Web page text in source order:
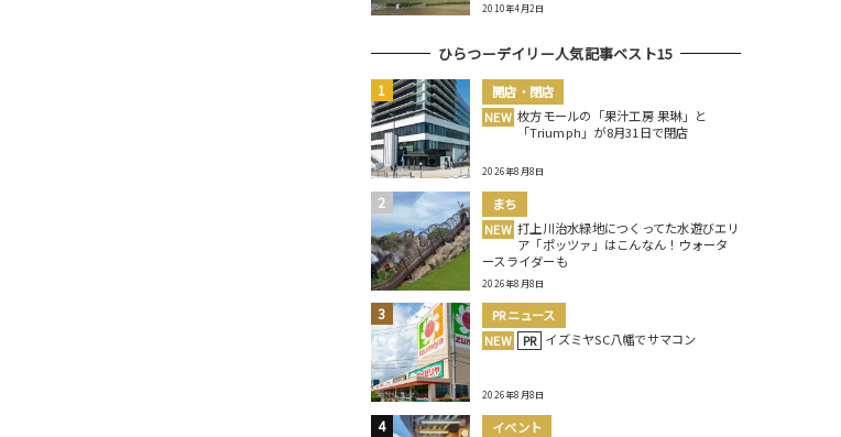
2010年4月2日
ひらつーデイリー人気記事ベスト15
開店・閉店
NEW 枚方モールの「果汁工房 果琳」と
「Triumph」が8月31日で閉店
2026年8月8日
まち
NEW 打上川治水緑地につくってた水遊びエリ
ア「ポッツァ」はこんなん！ウォータ
ースライダーも
2026年8月8日
PRニュース
NEW
PR イズミヤSC八幡でサマコン
2026年8月8日
イベント